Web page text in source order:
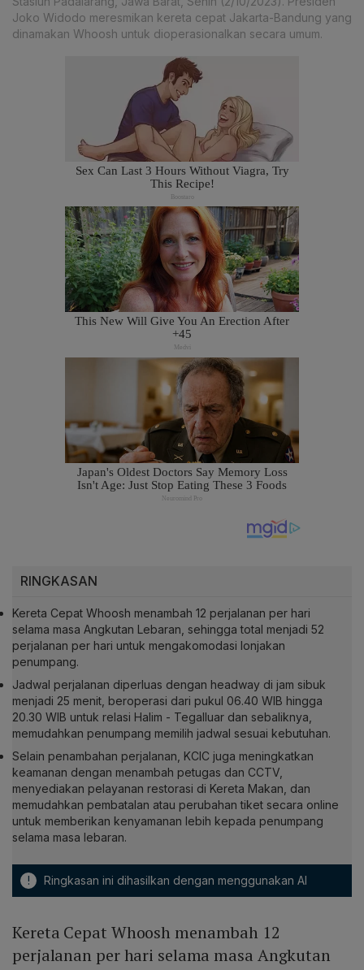
Joko Widodo meresmikan kereta cepat Jakarta-Bandung yang
dinamakan Whoosh untuk dioperasionalkan secara umum.
RINGKASAN
Kereta Cepat Whoosh menambah 12 perjalanan per hari
selama masa Angkutan Lebaran, sehingga total menjadi 52
perjalanan per hari untuk mengakomodasi lonjakan
penumpang.
Jadwal perjalanan diperluas dengan headway di jam sibuk
menjadi 25 menit, beroperasi dari pukul 06.40 WIB hingga
20.30 WIB untuk relasi Halim - Tegalluar dan sebaliknya,
memudahkan penumpang memilih jadwal sesuai kebutuhan.
Selain penambahan perjalanan, KCIC juga meningkatkan
keamanan dengan menambah petugas dan CCTV,
menyediakan pelayanan restorasi di Kereta Makan, dan
memudahkan pembatalan atau perubahan tiket secara online
untuk memberikan kenyamanan lebih kepada penumpang
selama masa lebaran.
! Ringkasan ini dihasilkan dengan menggunakan AI
Kereta Cepat Whoosh menambah 12
perjalanan per hari selama masa Angkutan